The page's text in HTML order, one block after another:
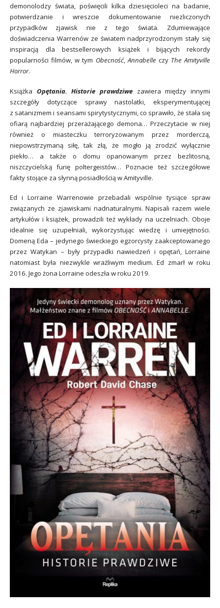
demonolodzy świata, poświęcili kilka dziesięcioleci na badanie,
potwierdzanie i wreszcie dokumentowanie niezliczonych
przypadków zjawisk nie z tego świata. Zdumiewające
doświadczenia Warrenów ze światem nadprzyrodzonym stały się
inspiracją dla bestsellerowych książek i bijących rekordy
popularności filmów, w tym Obecność,Annabelle czy The Amityville
Horror.
Książka Opętania. Historie prawdziwe zawiera między innymi
szczegóły dotyczące sprawy nastolatki, eksperymentującej
z satanizmem i seansami spirytystycznymi, co sprawiło, że stała się
ofiarą najbardziej przerażającego demona… Przeczytacie w niej
również o miasteczku terroryzowanym przez morderczą,
niepowstrzymaną siłę, tak złą, że mogło ją zrodzić wyłącznie
piekło… a także o domu opanowanym przez bezlitosną,
niszczycielską furię poltergeistów… Poznacie też szczegółowe
fakty stojące za słynną posiadłością w Amityville.
Ed i Lorraine Warrenowie przebadali wspólnie tysiące spraw
związanych ze zjawiskami nadnaturalnymi. Napisali razem wiele
artykułów i książek, prowadzili też wykłady na uczelniach. Oboje
idealnie się uzupełniali, wykorzystując wiedzę i umiejętności.
Domeną Eda – jedynego świeckiego egzorcysty zaakceptowanego
przez Watykan – były przypadki nawiedzeń i opętań, Lorraine
natomiast była niezwykle wrażliwym medium. Ed zmarł w roku
2016. Jego żona Lorraine odeszła w roku 2019.